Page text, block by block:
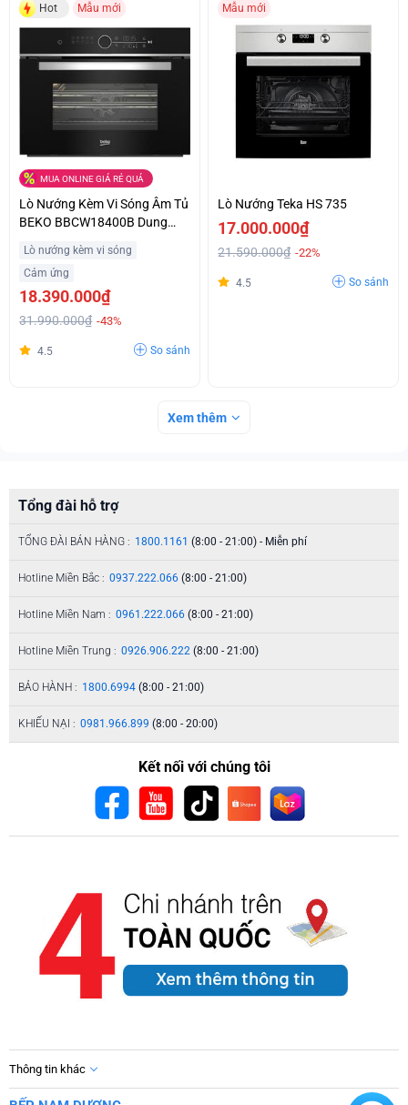
Hot Mẫu mới
MUA ONLINE GIÁ RẺ QUÁ
Lò Nướng Kèm Vi Sóng Âm Tủ
BEKO BBCW18400B Dung
Lò nướng kèm vi sóng
Cảm ứng
18.390.000₫
31.990.000₫ -43%
4.5 So sánh
Mẫu mới
Lò Nướng Teka HS 735
17.000.000₫
21.590.000₫ -22%
4.5 So sánh
Xem thêm
Tổng đài hỗ trợ
TỔNG ĐÀI BÁN HÀNG : 1800.1161 (8:00 - 21:00) - Miễn phí
Hotline Miền Bắc : 0937.222.066 (8:00 - 21:00)
Hotline Miền Nam : 0961.222.066 (8:00 - 21:00)
Hotline Miền Trung : 0926.906.222 (8:00 - 21:00)
BẢO HÀNH : 1800.6994 (8:00 - 21:00)
KHIẾU NẠI : 0981.966.899 (8:00 - 20:00)
Kết nối với chúng tôi
Thông tin khác